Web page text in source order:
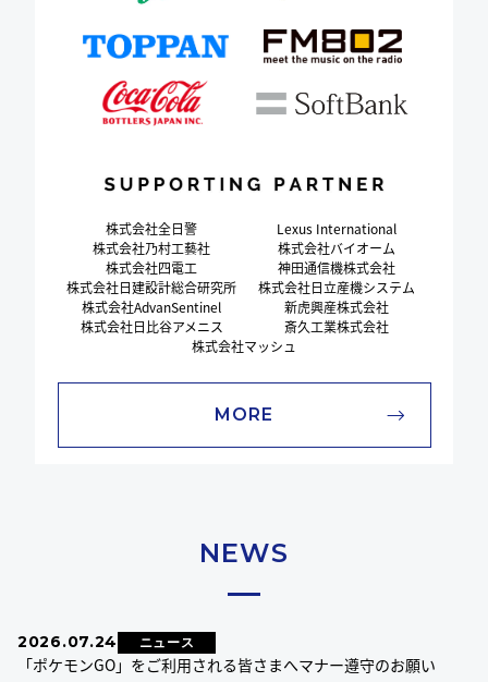
株式会社全日警
Lexus International
株式会社乃村工藝社
株式会社バイオーム
株式会社四電工
神田通信機株式会社
株式会社日建設計総合研究所
株式会社日立産機システム
株式会社AdvanSentinel
新虎興産株式会社
株式会社日比谷アメニス
斎久工業株式会社
株式会社マッシュ
MORE
NEWS
2026.07.24 ニュース
「ポケモンGO」をご利用される皆さまへマナー遵守のお願い